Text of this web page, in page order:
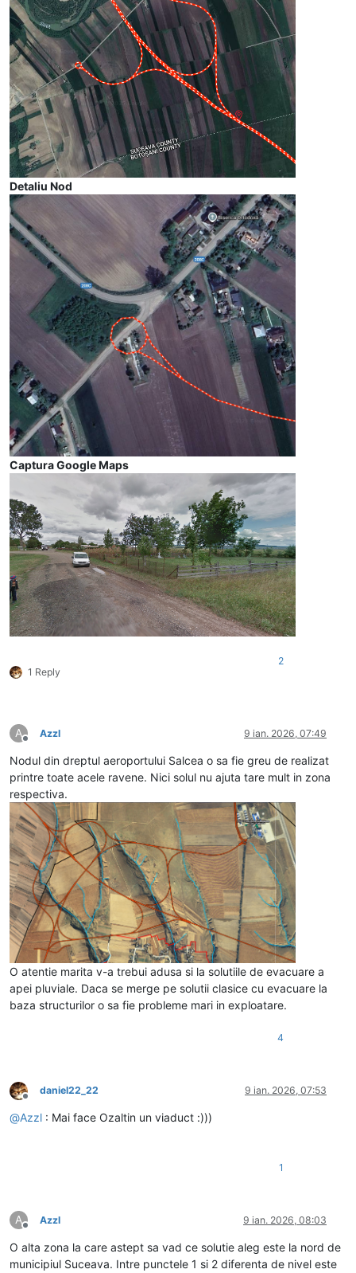
Detaliu Nod
Captura Google Maps
1 Reply
2
A
Deconectat
Azzl 9 ian. 2026, 07:49
Nodul din dreptul aeroportului Salcea o sa fie greu de realizat
printre toate acele ravene. Nici solul nu ajuta tare mult in zona
respectiva.
O atentie marita v-a trebui adusa si la solutiile de evacuare a
apei pluviale. Daca se merge pe solutii clasice cu evacuare la
baza structurilor o sa fie probleme mari in exploatare.
4
Deconectat
daniel22_22 9 ian. 2026, 07:53
@Azzl : Mai face Ozaltin un viaduct :)))
1
A
Deconectat
Azzl 9 ian. 2026, 08:03
O alta zona la care astept sa vad ce solutie aleg este la nord de
municipiul Suceava. Intre punctele 1 si 2 diferenta de nivel este